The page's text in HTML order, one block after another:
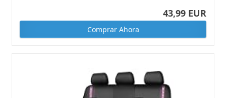
43,99 EUR
Comprar Ahora